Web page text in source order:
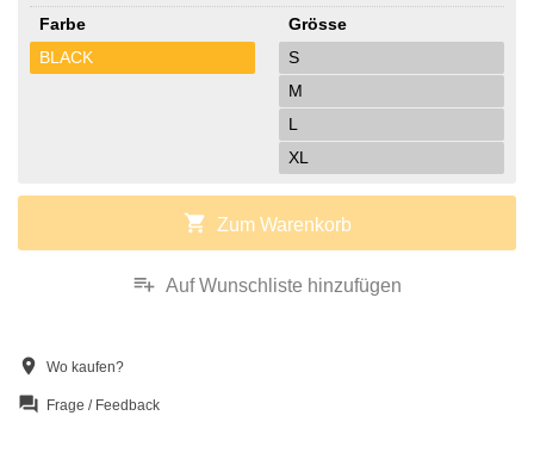
Farbe
BLACK
Grösse
S
M
L
XL
shopping_cart Zum Warenkorb
playlist_add Auf Wunschliste hinzufügen
location_on Wo kaufen?
question_answer Frage / Feedback